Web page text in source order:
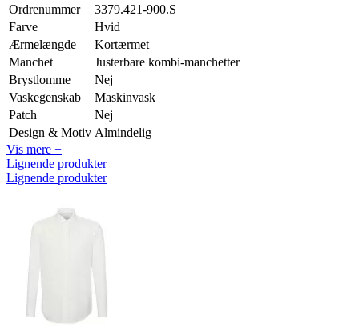
Ordrenummer
3379.421-900.S
Farve
Hvid
Ærmelængde
Kortærmet
Manchet
Justerbare kombi-manchetter
Brystlomme
Nej
Vaskegenskab
Maskinvask
Patch
Nej
Design & Motiv Almindelig
Vis mere +
Lignende produkter
Lignende produkter